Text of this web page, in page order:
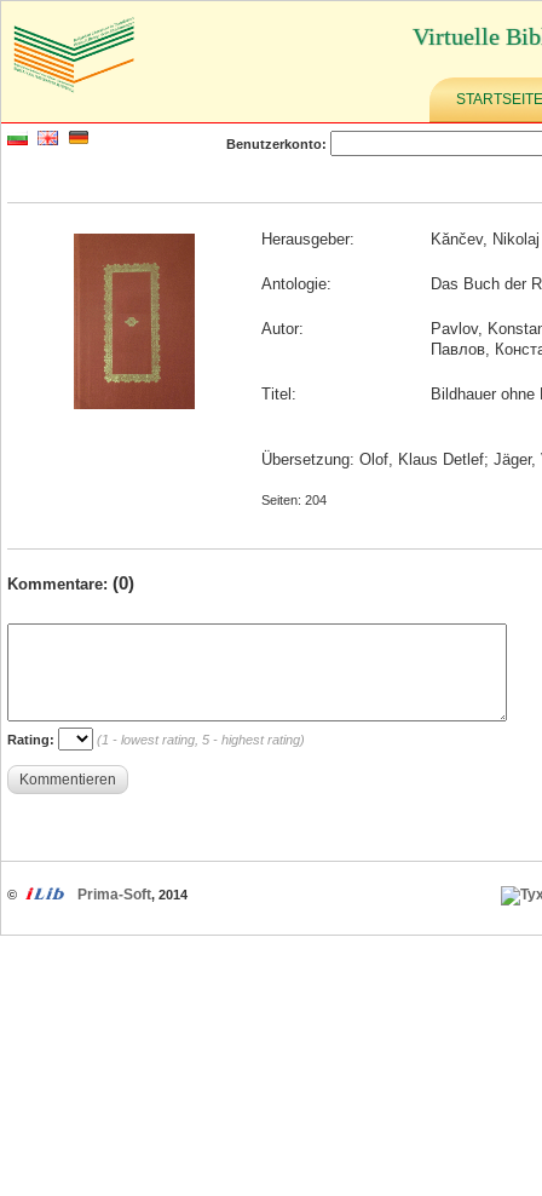
Virtuelle
STARTSEITE
Benutzerkonto:
Herausgeber: Kănčev, Nikolaj
Antologie: Das Buch der
Autor:
Pavlov,
Павлов,
Titel: Bildhauer ohne
Übersetzung: Olof, Klaus Detlef; Jäger,
Seiten: 204
Kommentare: (0)
Rating: (1 - lowest rating, 5 - highest rating)
Kommentieren
© Prima-Soft, 2014